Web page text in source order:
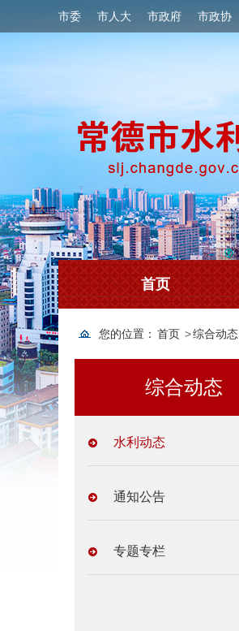
市委 市人大 市政府 市政协
首页
您的位置： 首页 >综合动态
综合动态
水利动态
通知公告
专题专栏